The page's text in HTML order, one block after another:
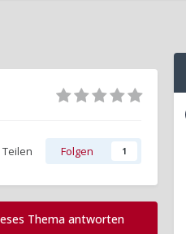
Teilen Folgen 1
Thema antworten